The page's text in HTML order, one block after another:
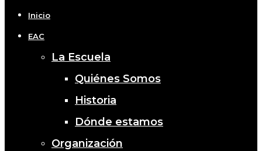
Inicio
EAC
La Escuela
Quiénes Somos
Historia
Dónde estamos
Organización